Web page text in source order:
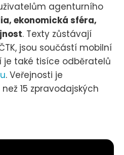
agenturního
ekonomická sféra,
. Texty zůstávají
jsou součástí mobilní
je také tisíce odběratelů
. Veřejnosti je
15 zpravodajských